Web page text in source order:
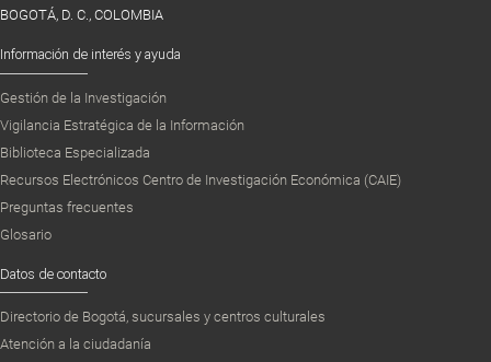
BOGOTÁ, D. C., COLOMBIA
Información de interés y ayuda
Gestión de la Investigación
Vigilancia Estratégica de la Información
Biblioteca Especializada
Recursos Electrónicos Centro de Investigación Económica (CAIE)
Preguntas frecuentes
Glosario
Datos de contacto
Directorio de Bogotá, sucursales y centros culturales
Atención a la ciudadanía